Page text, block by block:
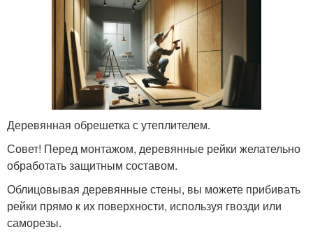
Деревянная обрешетка с утеплителем.
Совет! Перед монтажом, деревянные рейки желательно
обработать защитным составом.
Облицовывая деревянные стены, вы можете прибивать
рейки прямо к их поверхности, используя гвозди или
саморезы.